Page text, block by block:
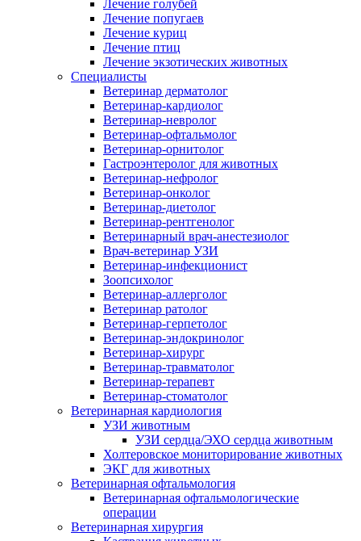
Лечение голубей
Лечение попугаев
Лечение куриц
Лечение птиц
Лечение экзотических животных
Специалисты
Ветеринар дерматолог
Ветеринар-кардиолог
Ветеринар-невролог
Ветеринар-офтальмолог
Ветеринар-орнитолог
Гастроэнтеролог для животных
Ветеринар-нефролог
Ветеринар-онколог
Ветеринар-диетолог
Ветеринар-рентгенолог
Ветеринарный врач-анестезиолог
Врач-ветеринар УЗИ
Ветеринар-инфекционист
Зоопсихолог
Ветеринар-аллерголог
Ветеринар ратолог
Ветеринар-герпетолог
Ветеринар-эндокринолог
Ветеринар-хирург
Ветеринар-травматолог
Ветеринар-терапевт
Ветеринар-стоматолог
Ветеринарная кардиология
УЗИ животным
УЗИ сердца/ЭХО сердца животным
Холтеровское мониторирование животных
ЭКГ для животных
Ветеринарная офтальмология
Ветеринарная офтальмологические
операции
Ветеринарная хирургия